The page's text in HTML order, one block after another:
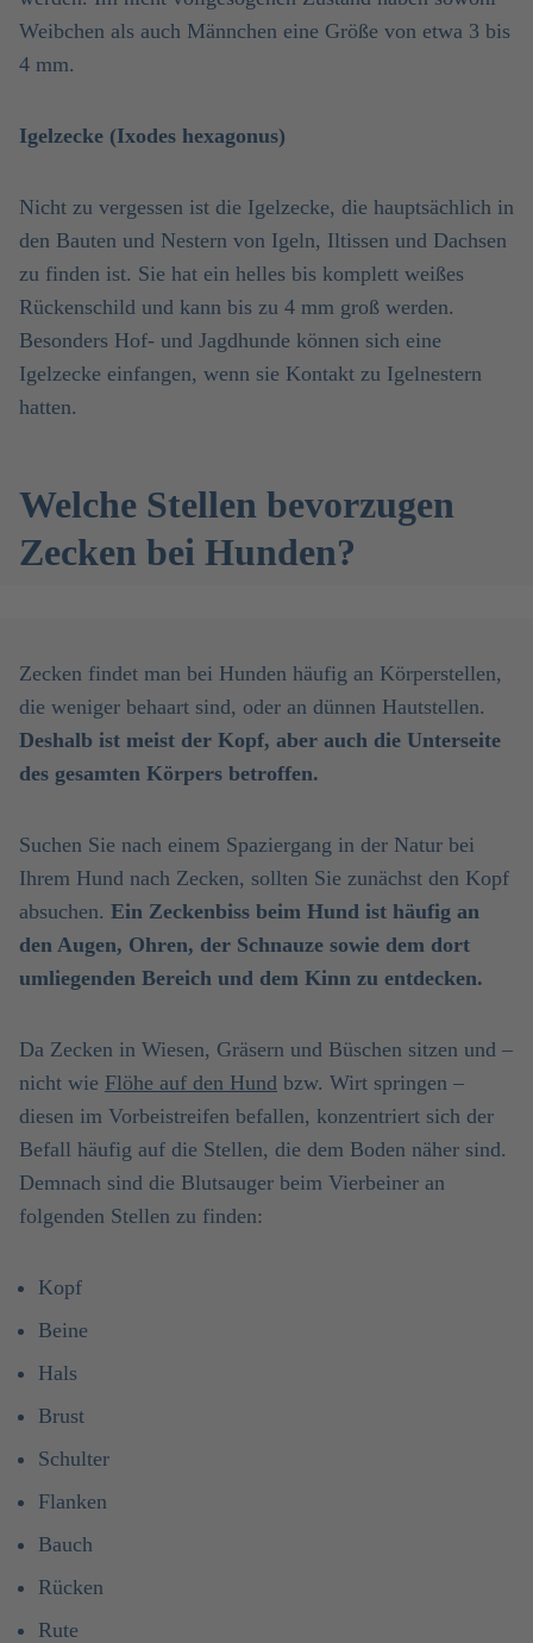
Weibchen als auch Männchen eine Größe von etwa 3 bis
4 mm.
Igelzecke (Ixodes hexagonus)
Nicht zu vergessen ist die Igelzecke, die hauptsächlich in
den Bauten und Nestern von Igeln, Iltissen und Dachsen
zu finden ist. Sie hat ein helles bis komplett weißes
Rückenschild und kann bis zu 4 mm groß werden.
Besonders Hof- und Jagdhunde können sich eine
Igelzecke einfangen, wenn sie Kontakt zu Igelnestern
hatten.
Welche Stellen bevorzugen
Zecken bei Hunden?
Zecken findet man bei Hunden häufig an Körperstellen,
die weniger behaart sind, oder an dünnen Hautstellen.
Deshalb ist meist der Kopf, aber auch die Unterseite
des gesamten Körpers betroffen.
Suchen Sie nach einem Spaziergang in der Natur bei
Ihrem Hund nach Zecken, sollten Sie zunächst den Kopf
absuchen. Ein Zeckenbiss beim Hund ist häufig an
den Augen, Ohren, der Schnauze sowie dem dort
umliegenden Bereich und dem Kinn zu entdecken.
Da Zecken in Wiesen, Gräsern und Büschen sitzen und –
nicht wie Flöhe auf den Hund bzw. Wirt springen –
diesen im Vorbeistreifen befallen, konzentriert sich der
Befall häufig auf die Stellen, die dem Boden näher sind.
Demnach sind die Blutsauger beim Vierbeiner an
folgenden Stellen zu finden:
Kopf
Beine
Hals
Brust
Schulter
Flanken
Bauch
Rücken
Rute